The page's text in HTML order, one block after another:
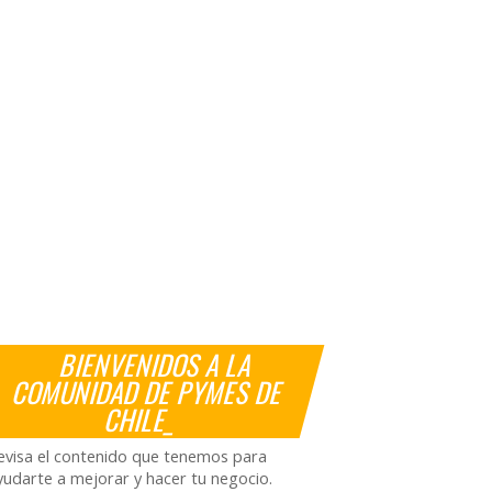
BIENVENIDOS A LA
COMUNIDAD DE PYMES DE
CHILE_
el contenido que tenemos para
a mejorar y hacer tu negocio.